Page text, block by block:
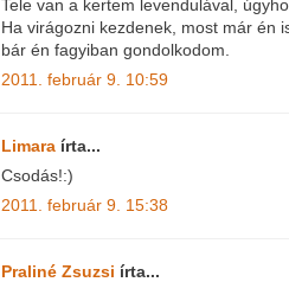
Tele van a kertem levendulával,
Ha virágozni kezdenek, most már én
bár én fagyiban gondolkodom.
2011. február 9. 10:59
Limara írta...
Csodás!:)
2011. február 9. 15:38
Praliné Zsuzsi írta...